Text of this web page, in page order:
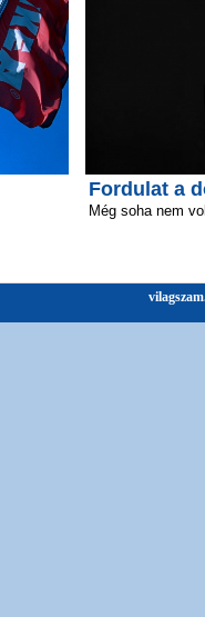
Fordulat a
Még soha nem